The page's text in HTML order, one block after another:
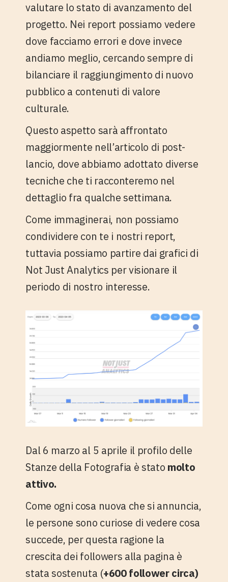
valutare lo stato di avanzamento del
progetto. Nei report possiamo vedere
dove facciamo errori e dove invece
andiamo meglio, cercando sempre di
bilanciare il raggiungimento di nuovo
pubblico a contenuti di valore
culturale.
Questo aspetto sarà affrontato
maggiormente nell’articolo di post-
lancio, dove abbiamo adottato diverse
tecniche che ti racconteremo nel
dettaglio fra qualche settimana.
Come immaginerai, non possiamo
condividere con te i nostri report,
tuttavia possiamo partire dai grafici di
Not Just Analytics per visionare il
periodo di nostro interesse.
Dal 6 marzo al 5 aprile il profilo delle
Stanze della Fotografia è stato molto
attivo.
Come ogni cosa nuova che si annuncia,
le persone sono curiose di vedere cosa
succede, per questa ragione la
crescita dei followers alla pagina è
stata sostenuta (+600 follower circa)